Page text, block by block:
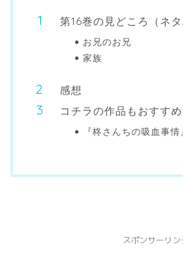
第16巻の見どころ（ネタ
お兄のお兄
家族
感想
コチラの作品もおすすめ
『柊さんちの吸血事情
スポンサーリン